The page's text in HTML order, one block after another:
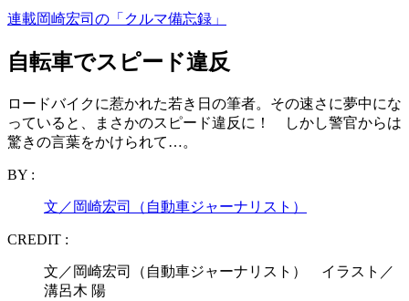
連載岡崎宏司の「クルマ備忘録」
自転車でスピード違反
ロードバイクに惹かれた若き日の筆者。その速さに夢中にな
っていると、まさかのスピード違反に！ しかし警官からは
驚きの言葉をかけられて…。
BY :
文／岡崎宏司（自動車ジャーナリスト）
CREDIT :
文／岡崎宏司（自動車ジャーナリスト） イラスト／
溝呂木 陽